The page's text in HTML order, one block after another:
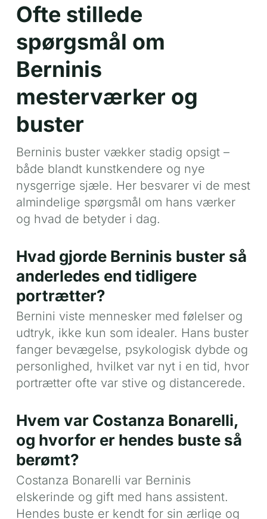
Ofte stillede
spørgsmål om
Berninis
mesterværker og
buster
Berninis buster vækker stadig opsigt –
både blandt kunstkendere og nye
nysgerrige sjæle. Her besvarer vi de mest
almindelige spørgsmål om hans værker
og hvad de betyder i dag.
Hvad gjorde Berninis buster så
anderledes end tidligere
portrætter?
Bernini viste mennesker med følelser og
udtryk, ikke kun som idealer. Hans buster
fanger bevægelse, psykologisk dybde og
personlighed, hvilket var nyt i en tid, hvor
portrætter ofte var stive og distancerede.
Hvem var Costanza Bonarelli,
og hvorfor er hendes buste så
berømt?
Costanza Bonarelli var Berninis
elskerinde og gift med hans assistent.
Hendes buste er kendt for sin ærlige og